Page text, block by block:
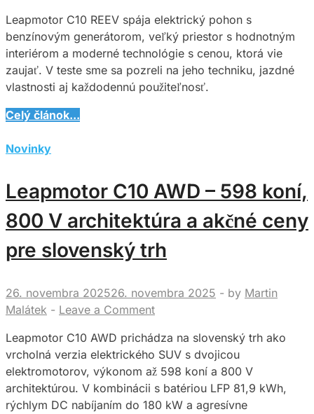
Leapmotor C10 REEV spája elektrický pohon s
benzínovým generátorom, veľký priestor s hodnotným
interiérom a moderné technológie s cenou, ktorá vie
zaujať. V teste sme sa pozreli na jeho techniku, jazdné
vlastnosti aj každodennú použiteľnosť.
Leapmotor
REEV
funguje
presne
tam,
kde
bežný
život
najviac
otázok
Celý článok...
Novinky
Leapmotor C10 AWD – 598 koní,
800 V architektúra a akčné ceny
pre slovenský trh
26. novembra 202526. novembra 2025 - by Martin
Malátek - Leave a Comment
Leapmotor C10 AWD prichádza na slovenský trh ako
vrcholná verzia elektrického SUV s dvojicou
elektromotorov, výkonom až 598 koní a 800 V
architektúrou. V kombinácii s batériou LFP 81,9 kWh,
rýchlym DC nabíjaním do 180 kW a agresívne